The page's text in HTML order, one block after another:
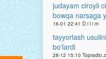
judayam ciroyli
bowqa narsaga
16-01 22:41 D i l i m
tayyorlash
bo'lardi
28-12 15:10